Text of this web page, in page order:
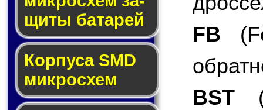
щи­ты ба­та­рей
Корпуса SMD
мик­ро­схем
FB
BST